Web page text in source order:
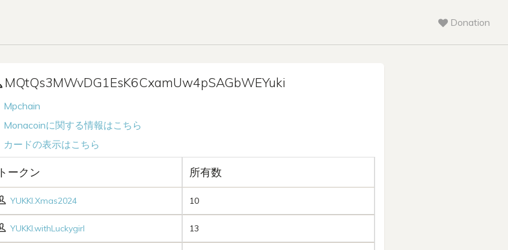
Donation
MQtQs3MWvDG1EsK6CxamUw4pSAGbWEYuki
Mpchain
Monacoinに関する情報はこちら
カードの表示はこちら
トークン 所有数
YUKKI.Xmas2024 10
YUKKI.withLuckygirl 13